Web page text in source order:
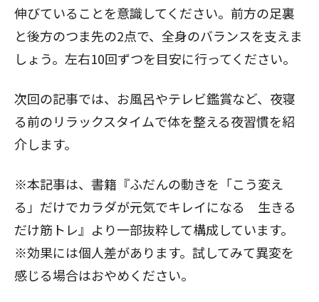
伸びていることを意識してください。前方の足裏
と後方のつま先の2点で、全身のバランスを支えま
しょう。左右10回ずつを目安に行ってください。
次回の記事では、お風呂やテレビ鑑賞など、夜寝
る前のリラックスタイムで体を整える夜習慣を紹
介します。
※本記事は、書籍『ふだんの動きを「こう変え
る」だけでカラダが元気でキレイになる 生きる
だけ筋トレ』より一部抜粋して構成しています。
※効果には個人差があります。試してみて異変を
感じる場合はおやめください。